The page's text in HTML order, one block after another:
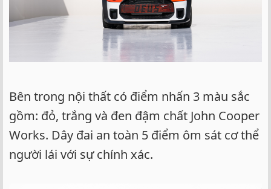
Bên trong nội thất có điểm nhấn 3 màu sắc
gồm: đỏ, trắng và đen đậm chất John Cooper
Works. Dây đai an toàn 5 điểm ôm sát cơ thể
người lái với sự chính xác.